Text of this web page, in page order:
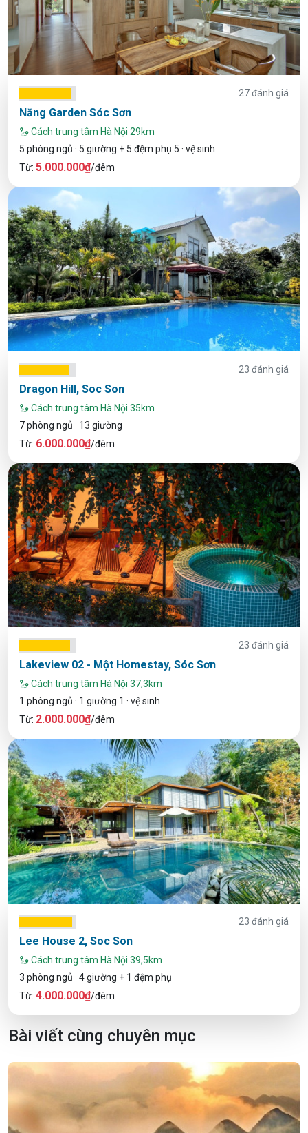
27 đánh giá
Nắng Garden Sóc Sơn
Cách trung tâm Hà Nội 29km
5 phòng ngủ · 5 giường + 5 đệm phụ 5 · vệ sinh
Từ: 5.000.000₫/đêm
23 đánh giá
Dragon Hill, Soc Son
Cách trung tâm Hà Nội 35km
7 phòng ngủ · 13 giường
Từ: 6.000.000₫/đêm
23 đánh giá
Lakeview 02 - Một Homestay, Sóc Sơn
Cách trung tâm Hà Nội 37,3km
1 phòng ngủ · 1 giường 1 · vệ sinh
Từ: 2.000.000₫/đêm
23 đánh giá
Lee House 2, Soc Son
Cách trung tâm Hà Nội 39,5km
3 phòng ngủ · 4 giường + 1 đệm phụ
Từ: 4.000.000₫/đêm
Bài viết cùng chuyên mục